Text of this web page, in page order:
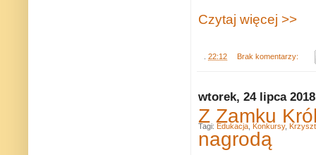
Czytaj więcej >>
22:12 Brak komentarzy:
wtorek, 24 lipca 2018
Z Zamku
nagrodą
Tagi: Edukacja Konkursy,